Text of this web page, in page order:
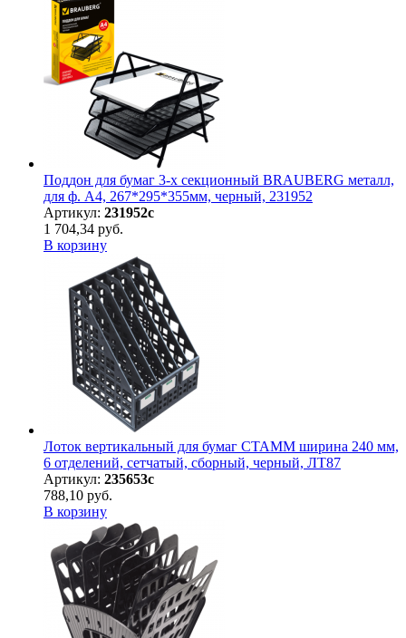
Поддон для бумаг 3-х секционный BRAUBERG металл,
для ф. А4, 267*295*355мм, черный, 231952
Артикул: 231952с
1 704,34 руб.
В корзину
Лоток вертикальный для бумаг СТАММ ширина 240 мм,
6 отделений, сетчатый, сборный, черный, ЛТ87
Артикул: 235653с
788,10 руб.
В корзину